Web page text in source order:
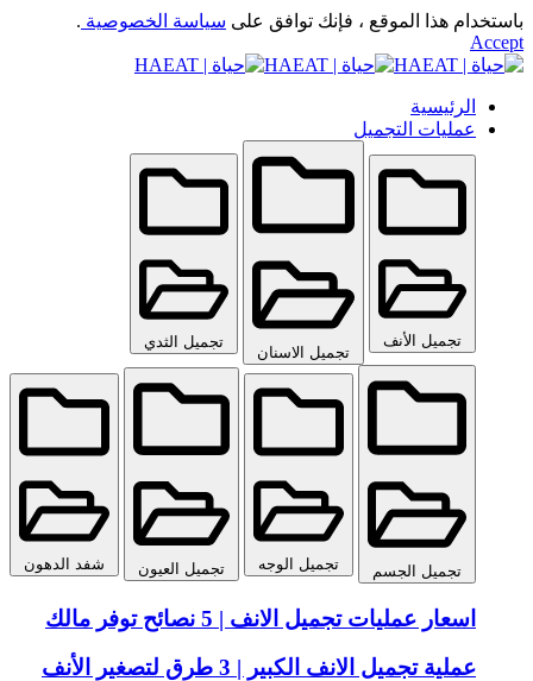
باستخدام هذا الموقع ، فإنك توافق على سياسة الخصوصية .
Accept
الرئيسية
عمليات التجميل
تجميل الأنف
تجميل الاسنان
تجميل الثدي
تجميل الجسم تجميل الوجه تجميل العيون شفد الدهون
اسعار عمليات تجميل الانف | 5 نصائح توفر مالك
عملية تجميل الانف الكبير | 3 طرق لتصغير الأنف